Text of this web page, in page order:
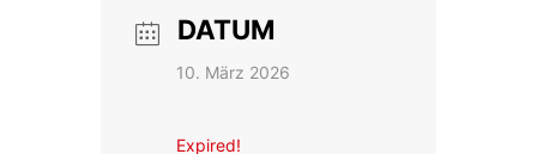
DATUM
10. März 2026
Expired!